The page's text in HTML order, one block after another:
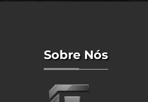
Sobre Nós